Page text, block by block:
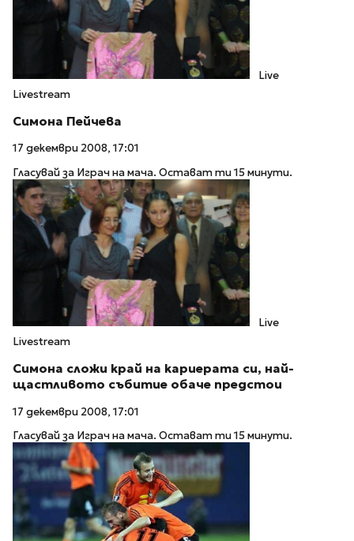
Live
Livestream
Симона Пейчева
17 декември 2008, 17:01
Гласувай за Играч на мача. Остават ти 15 минути.
Live
Livestream
Симона сложи край на кариерата си, най-
щастливото събитие обаче предстои
17 декември 2008, 17:01
Гласувай за Играч на мача. Остават ти 15 минути.